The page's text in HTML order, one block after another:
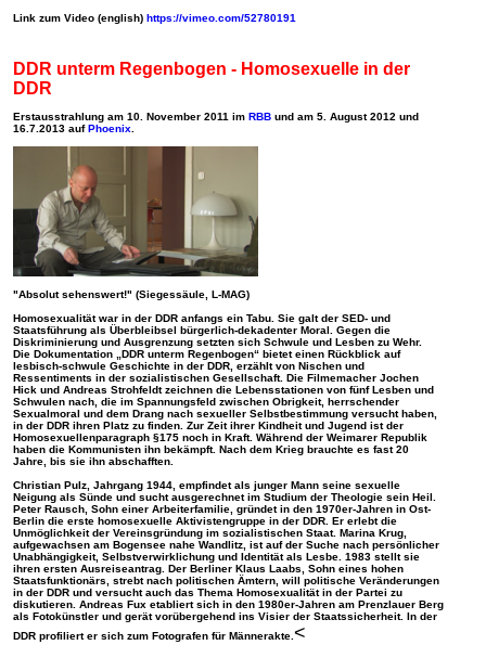
Link zum Video (english) https://vimeo.com/52780191
DDR unterm Regenbogen - Homosexuelle in der
DDR
Erstausstrahlung am 10. November 2011 im RBB und am 5. August 2012 und
16.7.2013 aufPhoenix
"Absolut sehenswert!" (Siegessäule, L-MAG)
Homosexualität war in der DDR anfangs ein Tabu. Sie galt der SED- und
Staatsführung als Überbleibsel bürgerlich-dekadenter Moral. Gegen die
Diskriminierung und Ausgrenzung setzten sich Schwule und Lesben zu Wehr.
Die Dokumentation „DDR unterm Regenbogen“ bietet einen Rückblick auf
lesbisch-schwule Geschichte in der DDR, erzählt von Nischen und
Ressentiments in der sozialistischen Gesellschaft. Die Filmemacher Jochen
Hick und Andreas Strohfeldt zeichnen die Lebensstationen von fünf Lesben und
Schwulen nach, die im Spannungsfeld zwischen Obrigkeit, herrschender
Sexualmoral und dem Drang nach sexueller Selbstbestimmung versucht haben,
in der DDR ihren Platz zu finden. Zur Zeit ihrer Kindheit und Jugend ist der
Homosexuellenparagraph §175 noch in Kraft. Während der Weimarer Republik
haben die Kommunisten ihn bekämpft. Nach dem Krieg brauchte es fast 20
Jahre, bis sie ihn abschafften.
Christian Pulz, Jahrgang 1944, empfindet als junger Mann seine sexuelle
Neigung als Sünde und sucht ausgerechnet im Studium der Theologie sein Heil.
Peter Rausch, Sohn einer Arbeiterfamilie, gründet in den 1970er-Jahren in Ost-
Berlin die erste homosexuelle Aktivistengruppe in der DDR. Er erlebt die
Unmöglichkeit der Vereinsgründung im sozialistischen Staat. Marina Krug,
aufgewachsen am Bogensee nahe Wandlitz, ist auf der Suche nach persönlicher
Unabhängigkeit, Selbstverwirklichung und Identität als Lesbe. 1983 stellt sie
ihren ersten Ausreiseantrag. Der Berliner Klaus Laabs, Sohn eines hohen
Staatsfunktionärs, strebt nach politischen Ämtern, will politische Veränderungen
in der DDR und versucht auch das Thema Homosexualität in der Partei zu
diskutieren. Andreas Fux etabliert sich in den 1980er-Jahren am Prenzlauer Berg
als Fotokünstler und gerät vorübergehend ins Visier der Staatssicherheit. In der
DDR profiliert er sich zum Fotografen für Männerakte. <